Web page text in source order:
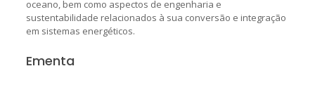
oceano, bem como aspectos de engenharia e
sustentabilidade relacionados à sua conversão e integração
em sistemas energéticos.
Ementa